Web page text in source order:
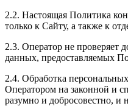
2.2. Настоящая Политика
только к Сайту, а также к
2.3. Оператор не проверяет
данных, предоставляемых
2.4. Обработка
Оператором на законной и
разумно и добросовестно, и